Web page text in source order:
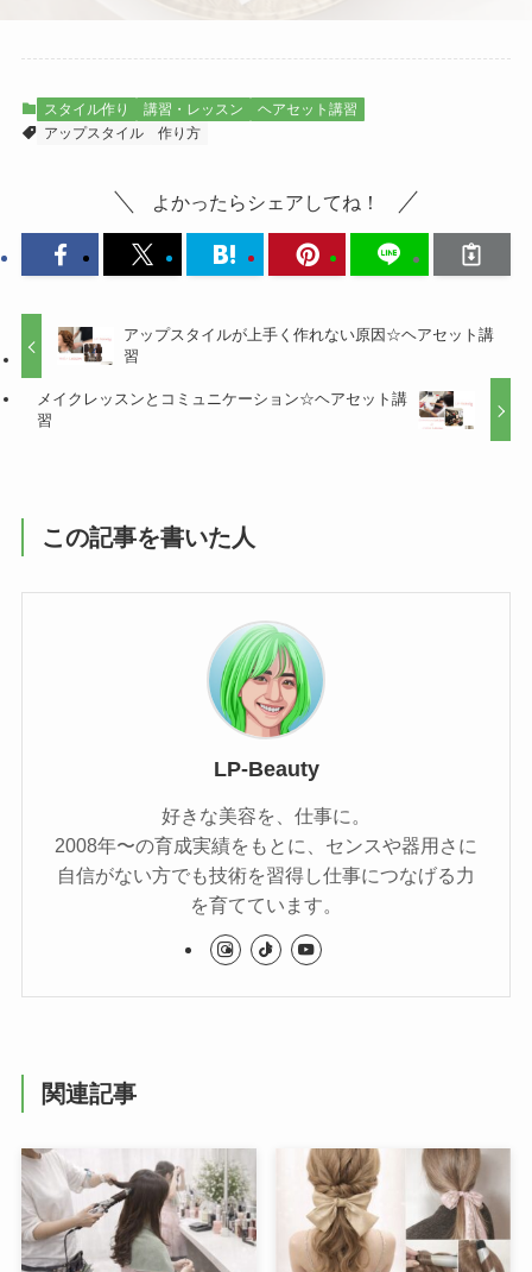
スタイル作り 講習・レッスン
ヘアセット講習
アップスタイル
作り方
よかったらシェアしてね！
アップスタイルが上手く作れない原因☆ヘアセット講
習
メイクレッスンとコミュニケーション☆ヘアセット講
習
この記事を書いた人
LP-Beauty
好きな美容を、仕事に。
2008年〜の育成実績をもとに、センスや器用さに
自信がない方でも技術を習得し仕事につなげる力
を育てています。
関連記事